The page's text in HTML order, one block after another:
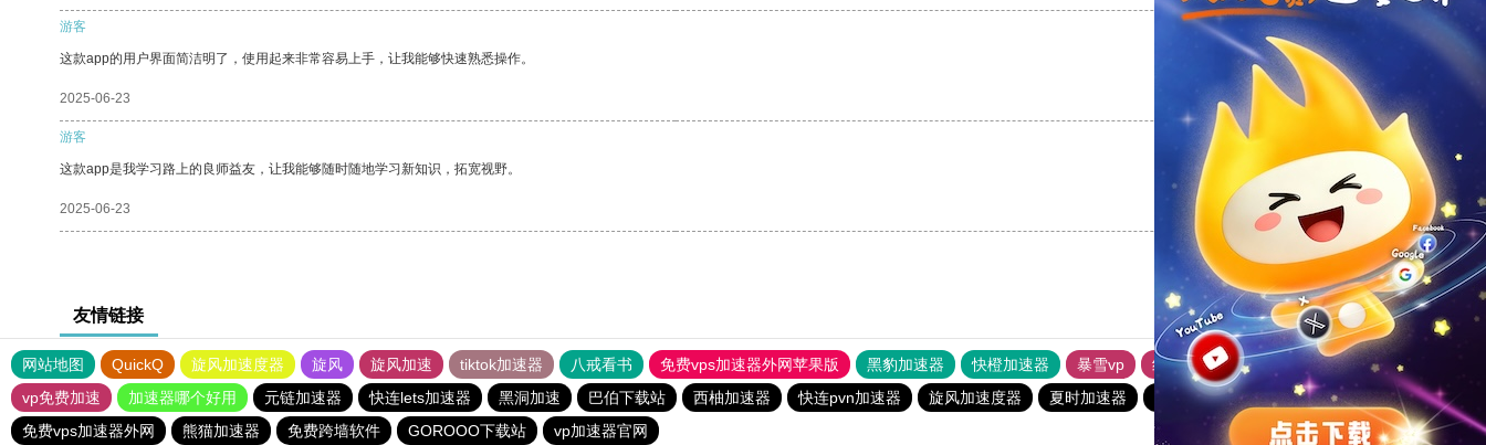
游客
这款app的用户界面简洁明了，使用起来非常容易上手，让我能够快速熟悉操作。
2025-06-23 支持[0] 反对
游客
这款app是我学习路上的良师益友，让我能够随时随地学习新知识，拓宽视野。
2025-06-23 支持[0] 反对[0]
友情链接
网站地图 QuickQ 旋风加速度器 旋风 旋风加速 tiktok加速器 八戒看书 免费vps加速器外网苹果版 黑豹加速器 快橙加速器 暴雪vp 红海pro加速器
苹果加速器
vp免费加速
加速器哪个好用 元链加速器 快连lets加速器 黑洞加速 巴伯下载站 西柚加速器 快连pvn加速器 旋风加速度器 夏时加速器 飞机加速器 大象加速器
一元机场
免费vps加速器外网
熊猫加速器 免费跨墙软件 GOROOO下载站 vp加速器官网